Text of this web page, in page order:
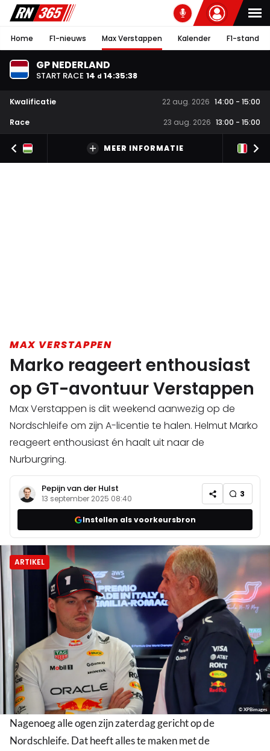
Home F1-nieuws Max Verstappen Kalender F1-stand
GP NEDERLAND
START RACE 14 d 14:35:38
Kwalificatie 22 aug. 2026 14:00 - 15:00
Race
23 aug. 2026 13:00 - 15:00
MEER INFORMATIE
MAX VERSTAPPEN
Marko reageert enthousiast
op GT-avontuur Verstappen
Max Verstappen is dit weekend aanwezig op de
Nordschleife om zijn A-licentie te halen. Helmut Marko
reageert enthousiast én haalt uit naar de
Nurburgring.
Pepijn van der Hulst
13 september 2025 08:40 3
Instellen als voorkeursbron
ARTIKEL
© XPBimages
Nagenoeg alle ogen zijn zaterdag gericht op de
Nordschleife. Dat heeft alles te maken met de